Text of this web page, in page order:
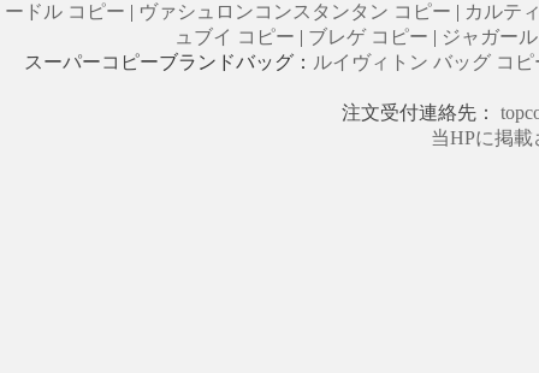
ードル コピー | ヴァシュロンコンスタンタン コピー | カルテ
ュブイ コピー | ブレゲ コピー | ジャガー
スーパーコピーブランドバッグ： ルイヴィトン バッグ コピ
注文受付連絡先：
当HPに掲